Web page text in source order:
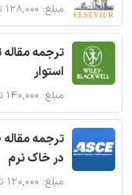
مبلغ: ۱۲۸,۰۰۰ تومان
ترجمه
استوار
مبلغ: ۱۴۰,۰۰۰ تومان
ترجمه
در خاک نرم
مبلغ: ۱۲۰,۰۰۰ تومان